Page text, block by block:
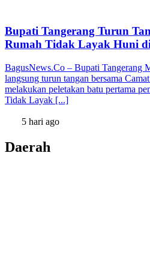
Bupati Tangerang Turun
Rumah Tidak Layak Huni
BagusNews.Co – Bupati Tangerang
langsung turun tangan bersama
melakukan peletakan batu pertama
Tidak Layak [...]
5 hari ago
Daerah